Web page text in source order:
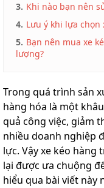
3. Khi nào bạn nên
4. Lưu ý khi lựa chọn
5. Bạn nên mua xe
lượng?
Trong quá trình sản
hàng hóa là một
quả công việc, giảm
nhiều doanh nghiệp
lực. Vậy xe kéo hàng
lại được ưa chuộng
hiểu qua bài viết này